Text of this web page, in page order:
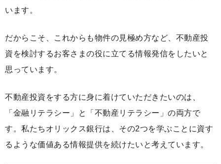
います。
だからこそ、これからも物件の見極め方など、不動産投
資を検討するお客さまの役に立てる情報発信をしたいと
思っています。
不動産投資をする方に身に着けていただきたいのは、
「金融リテラシー」と「不動産リテラシー」の両方で
す。私たちオリックス銀行は、その2つを学ぶことに資す
るような価値ある情報提供を続けたいと考えています。